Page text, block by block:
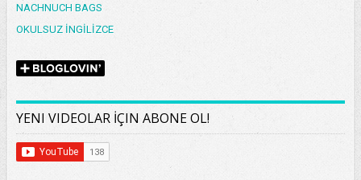
NACHNUCH BAGS
OKULSUZ İNGİLİZCE
YENI VIDEOLAR İÇIN ABONE OL!